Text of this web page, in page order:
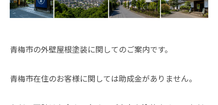
青梅市の外壁屋根塗装に関してのご案内です。
青梅市在住のお客様に関しては助成金がありません。